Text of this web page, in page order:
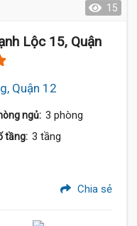
15
Lộc 15, Quận
Quận 12
ngủ: 3 phòng
tầng: 3 tầng
Chia sẻ